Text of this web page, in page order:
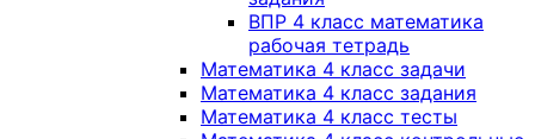
ВПР 4 класс математика
рабочая тетрадь
Математика 4 класс задачи
Математика 4 класс задания
Математика 4 класс тесты